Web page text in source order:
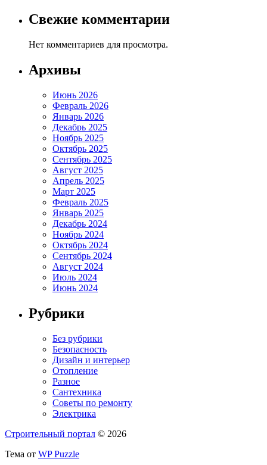
Свежие комментарии
Нет комментариев для просмотра.
Архивы
Июнь 2026
Февраль 2026
Январь 2026
Декабрь 2025
Ноябрь 2025
Октябрь 2025
Сентябрь 2025
Август 2025
Апрель 2025
Март 2025
Февраль 2025
Январь 2025
Декабрь 2024
Ноябрь 2024
Октябрь 2024
Сентябрь 2024
Август 2024
Июль 2024
Июнь 2024
Рубрики
Без рубрики
Безопасность
Дизайн и интерьер
Отопление
Разное
Сантехника
Советы по ремонту
Электрика
Строительный портал © 2026
Тема от WP Puzzle